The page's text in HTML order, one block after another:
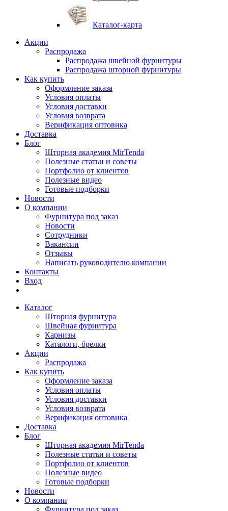
Каталог-карта
Акции
Распродажа
Распродажа швейной фурнитуры
Распродажа шторной фурнитуры
Как купить
Оформление заказа
Условия оплаты
Условия доставки
Условия возврата
Верификация оптовика
Доставка
Блог
Шторная академия MirTenda
Полезные статьи и советы
Портфолио от клиентов
Полезные видео
Готовые подборки
Новости
О компании
Фурнитура под заказ
Новости
Сотрудники
Вакансии
Отзывы
Написать руководителю компании
Контакты
Вход
Каталог
Шторная фурнитура
Швейная фурнитура
Карнизы
Каталоги, брелки
Акции
Распродажа
Как купить
Оформление заказа
Условия оплаты
Условия доставки
Условия возврата
Верификация оптовика
Доставка
Блог
Шторная академия MirTenda
Полезные статьи и советы
Портфолио от клиентов
Полезные видео
Готовые подборки
Новости
О компании
Фурнитура под заказ